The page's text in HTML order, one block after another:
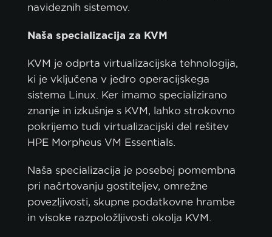
navideznih sistemov.
Naša specializacija za KVM
KVM je odprta virtualizacijska tehnologija,
ki je vključena v jedro operacijskega
sistema Linux. Ker imamo specializirano
znanje in izkušnje s KVM, lahko strokovno
pokrijemo tudi virtualizacijski del rešitev
HPE Morpheus VM Essentials.
Naša specializacija je posebej pomembna
pri načrtovanju gostiteljev, omrežne
povezljivosti, skupne podatkovne hrambe
in visoke razpoložljivosti okolja KVM.